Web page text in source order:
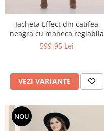
Jacheta Effect din catifea
neagra cu maneca reglabila
599,95 Lei
VEZI VARIANTE
NOU